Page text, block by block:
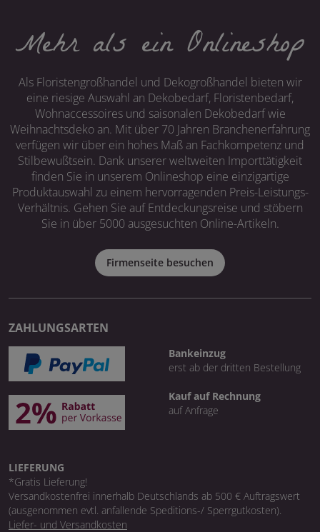
Mehr als ein Onlineshop
Als Floristengroßhandel und Dekogroßhandel bieten wir
eine riesige Auswahl an Dekobedarf, Floristenbedarf,
Wohnaccessoires und saisonalen Dekobedarf wie
Weihnachtsdeko an. Mit über 70 Jahren Branchenerfahrung
verfügen wir über ein hohes Maß an Fachkompetenz und
Stilbewußtsein. Dank unserer weltweiten Importtätigkeit
finden Sie in unserem Onlineshop eine einzigartige
Produktauswahl zu einem hervorragenden Preis-Leistungs-
Verhältnis. Gehen Sie auf Entdeckungsreise und stöbern
Sie in über 5000 ausgesuchten Online-Artikeln.
Firmenseite besuchen
ZAHLUNGSARTEN
Bankeinzug
erst ab der dritten Bestellung
Kauf auf Rechnung
auf Anfrage
LIEFERUNG
*Gratis Lieferung!
Versandkostenfrei innerhalb Deutschlands ab 500 € Auftragswert
(ausgenommen evtl. anfallende Speditions-/ Sperrgutkosten).
Liefer- und Versandkosten